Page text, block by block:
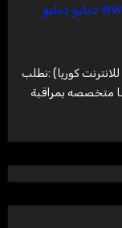
www:search دبليو دبليو
كوريا) :نطلب
متخصصه بمراقبة